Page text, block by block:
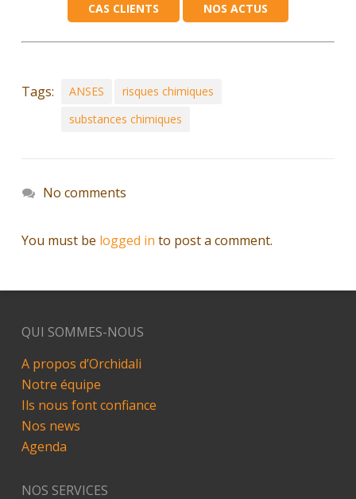
CAS CLIENTS NOS ACTUS
Tags: ANSES
risques chimiques
substances chimiques
No comments
You must be logged in to post a comment.
QUI SOMMES-NOUS
A propos d’Orchidali
Notre équipe
Ils nous font confiance
Nos news
Agenda
NOS SERVICES